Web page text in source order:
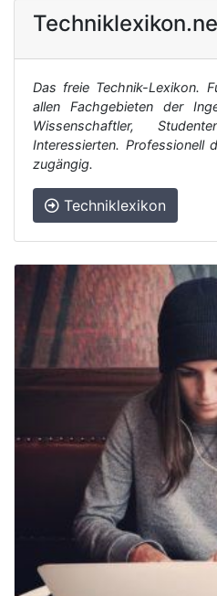
Das freie Technik-Lexikon.
allen Fachgebieten der
Wissenschaftler,
Interessierten. Professionell
zugängig.
Techniklexikon